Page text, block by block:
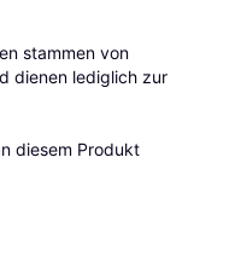
stammen von
dienen lediglich zur
diesem Produkt